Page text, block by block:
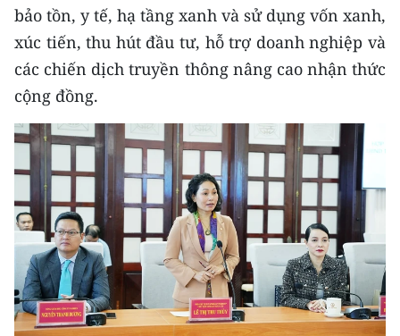
CÁC CHUYÊN TRANG
VỀ BÁO NHÂN DÂN
NHÂN DÂN CUỐI TUẦN
NHÂN DÂN HẰNG THÁNG
MUA BÁO
ĐỌC BÁO IN
bảo tồn, y tế, hạ tầng xanh và sử dụng vốn xanh,
xúc tiến, thu hút đầu tư, hỗ trợ doanh nghiệp và
các chiến dịch truyền thông nâng cao nhận thức
cộng đồng.